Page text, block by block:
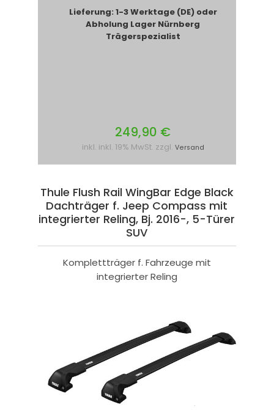
Lieferung: 1-3 Werktage (DE) oder
Abholung Lager Nürnberg
Trägerspezialist
249,90 €
inkl. inkl. 19% MwSt. zzgl. Versand
Thule Flush Rail WingBar Edge Black
Dachträger f. Jeep Compass mit
integrierter Reling, Bj. 2016-, 5-Türer
SUV
Komplettträger f. Fahrzeuge mit
integrierter Reling